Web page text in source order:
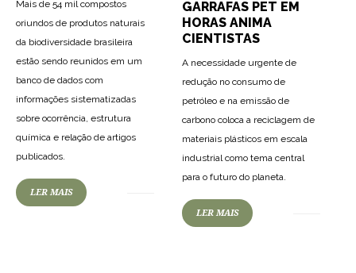
Mais de 54 mil compostos
oriundos de produtos naturais
da biodiversidade brasileira
estão sendo reunidos em um
banco de dados com
informações sistematizadas
sobre ocorrência, estrutura
química e relação de artigos
publicados.
LER MAIS
GARRAFAS PET EM
HORAS ANIMA
CIENTISTAS
A necessidade urgente de
redução no consumo de
petróleo e na emissão de
carbono coloca a reciclagem de
materiais plásticos em escala
industrial como tema central
para o futuro do planeta.
LER MAIS